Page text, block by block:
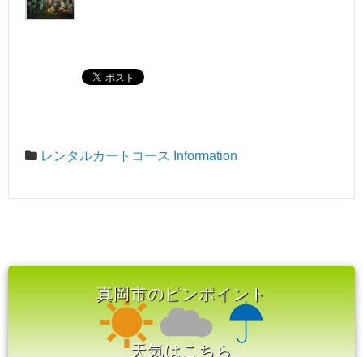
レンタルカートコース Information
真岡市のピンポイント
天気はこちら